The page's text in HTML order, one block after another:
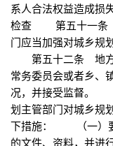
系人合法权益造成损
检查 第五十一条
门应当加强对城乡规
第五十二条 地方
常务委员会或者乡、
况，并接受监督。
划主管部门对城乡规
下措施： （一）要
的文件、资料，并